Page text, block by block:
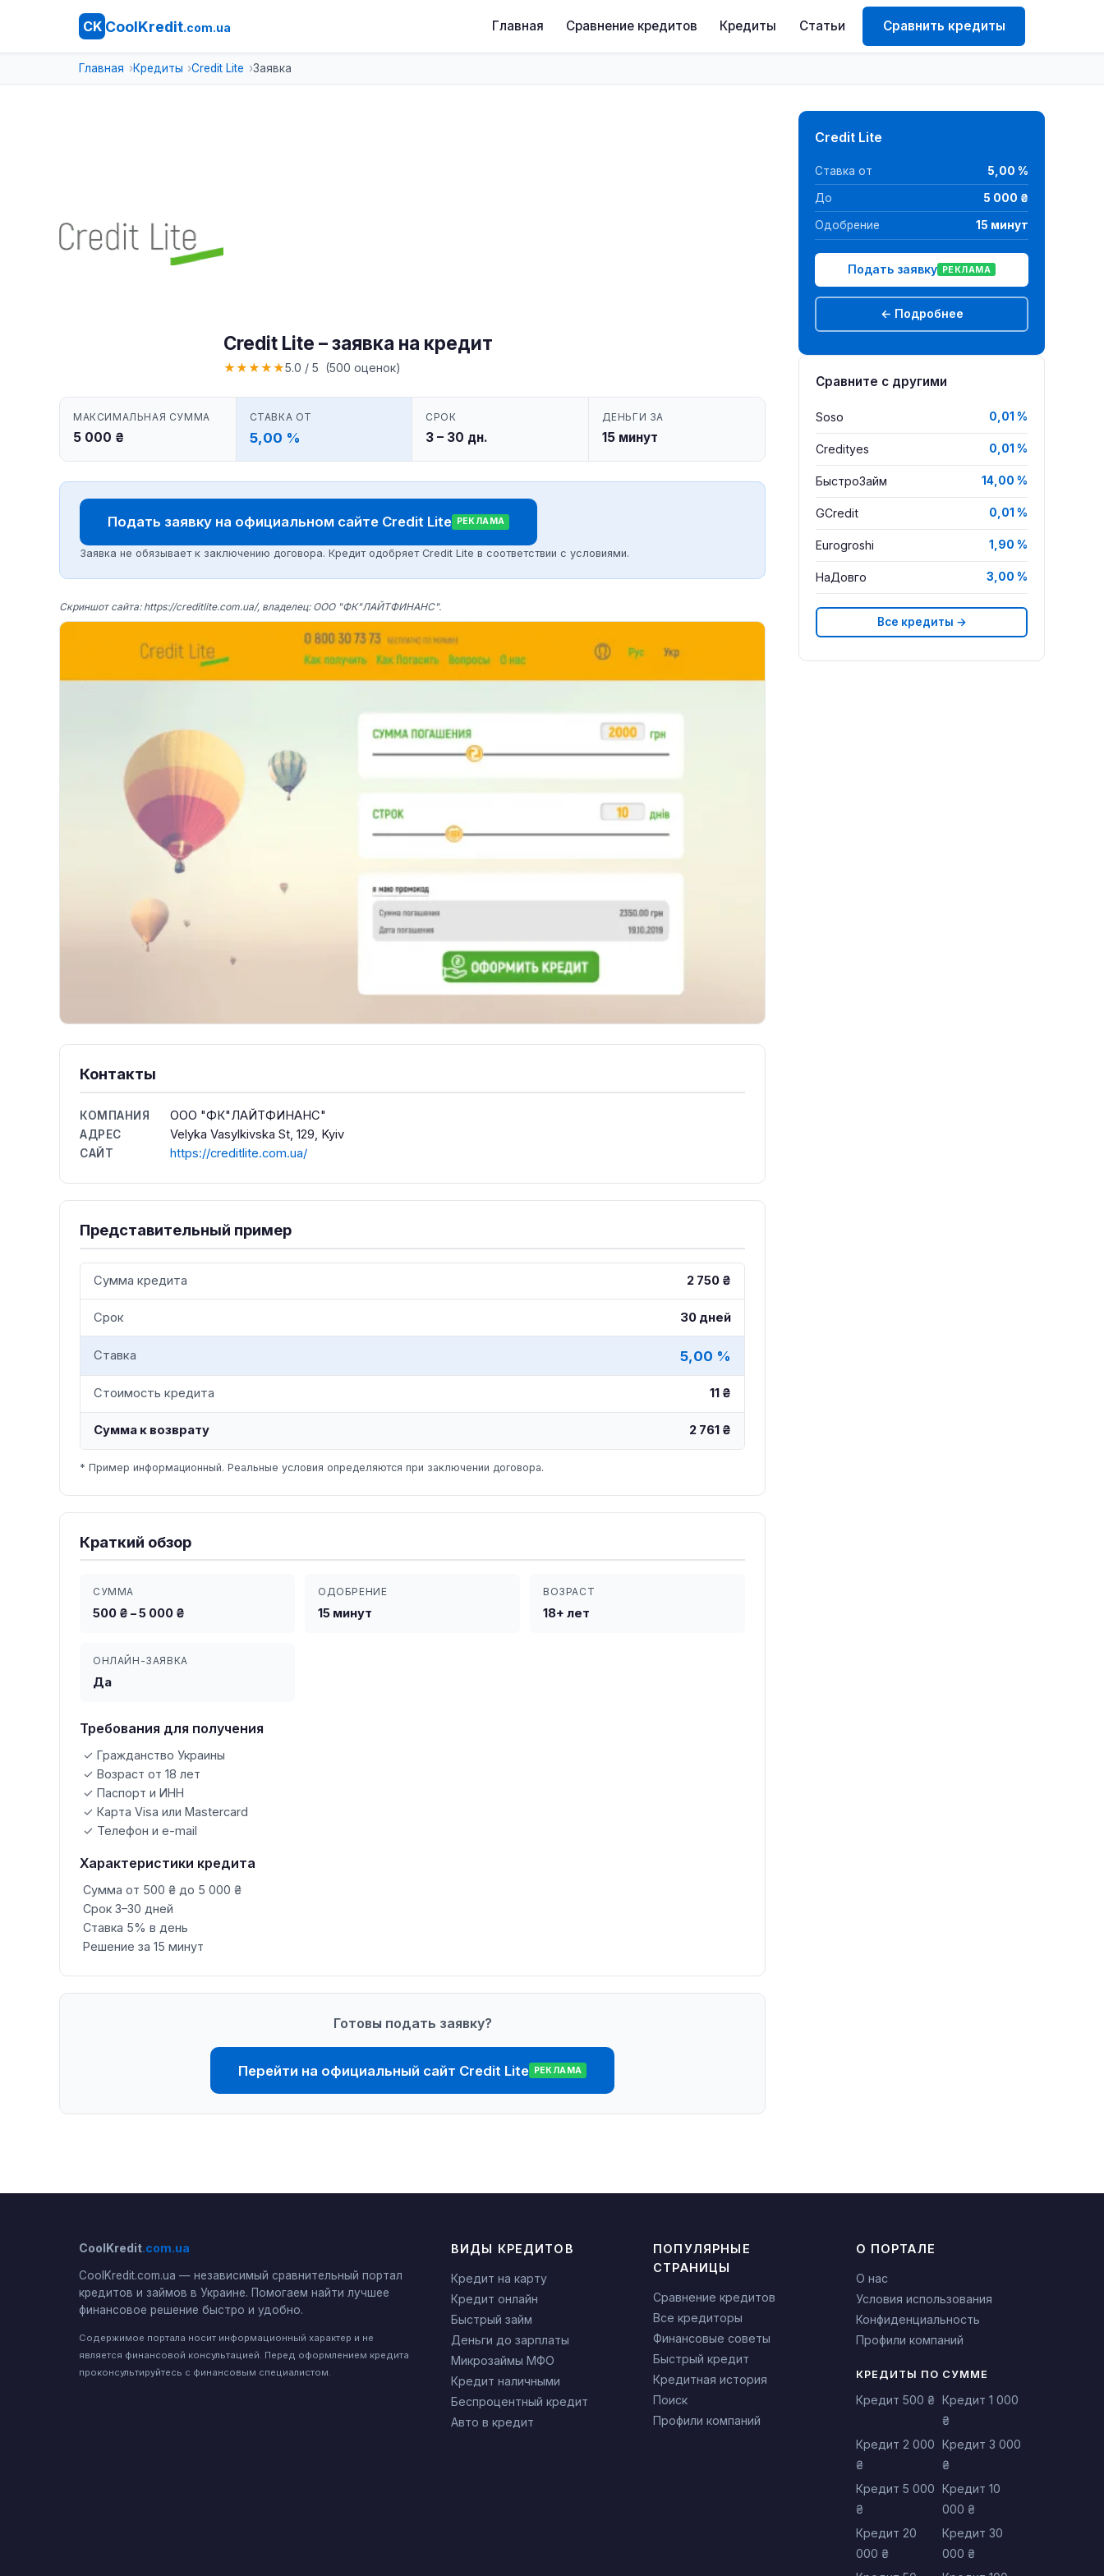
CK CoolKredit.com.ua Главная Сравнение кредитов Кредиты Статьи Сравнить кредиты
Главная Кредиты Credit Lite Заявка
Credit Lite – заявка на кредит
★★★★★5.0 / 5 (500 оценок)
МАКСИМАЛЬНАЯ СУММА
5 000 ₴
СТАВКА ОТ
5,00 %
СРОК
3 – 30 дн.
ДЕНЬГИ ЗА
15 минут
Подать заявку на официальном сайте Credit Lite РЕКЛАМА
Заявка не обязывает к заключению договора. Кредит одобряет Credit Lite в соответствии с условиями.
Скриншот сайта: https://creditlite.com.ua/, владелец: ООО "ФК"ЛАЙТФИНАНС".
Контакты
КОМПАНИЯ ООО "ФК"ЛАЙТФИНАНС"
АДРЕС Velyka Vasylkivska St, 129, Kyiv
САЙТ https://creditlite.com.ua/
Представительный пример
Сумма кредита 2 750 ₴
Срок 30 дней
Ставка 5,00 %
Стоимость кредита 11 ₴
Сумма к возврату 2 761 ₴
* Пример информационный. Реальные условия определяются при заключении договора.
Краткий обзор
СУММА
500 ₴ – 5 000 ₴
ОДОБРЕНИЕ
15 минут
ВОЗРАСТ
18+ лет
ОНЛАЙН-ЗАЯВКА
Да
Требования для получения
✓ Гражданство Украины
✓ Возраст от 18 лет
✓ Паспорт и ИНН
✓ Карта Visa или Mastercard
✓ Телефон и e-mail
Характеристики кредита
Сумма от 500 ₴ до 5 000 ₴
Срок 3–30 дней
Ставка 5% в день
Решение за 15 минут
Готовы подать заявку?
Перейти на официальный сайт Credit Lite РЕКЛАМА
Credit Lite
Ставка от 5,00 %
До 5 000 ₴
Одобрение 15 минут
Подать заявку РЕКЛАМА
← Подробнее
Сравните с другими
Soso 0,01 %
Credityes 0,01 %
БыстроЗайм 14,00 %
GCredit 0,01 %
Eurogroshi 1,90 %
НаДовго 3,00 %
Все кредиты →
CoolKredit.com.ua
CoolKredit.com.ua — независимый сравнительный портал
кредитов и займов в Украине. Помогаем найти лучшее
финансовое решение быстро и удобно.
Содержимое портала носит информационный характер и не
является финансовой консультацией. Перед оформлением кредита
проконсультируйтесь с финансовым специалистом.
ВИДЫ КРЕДИТОВ
Кредит на карту
Кредит онлайн
Быстрый займ
Деньги до зарплаты
Микрозаймы МФО
Кредит наличными
Беспроцентный кредит
Авто в кредит
ПОПУЛЯРНЫЕ
СТРАНИЦЫ
Сравнение кредитов
Все кредиторы
Финансовые советы
Быстрый кредит
Кредитная история
Поиск
Профили компаний
О ПОРТАЛЕ
О нас
Условия использования
Конфиденциальность
Профили компаний
КРЕДИТЫ ПО СУММЕ
Кредит 500 ₴ Кредит 1 000
₴
Кредит 2 000
₴
Кредит 3 000
₴
Кредит 5 000
₴
Кредит 10
000 ₴
Кредит 20
000 ₴
Кредит 30
000 ₴